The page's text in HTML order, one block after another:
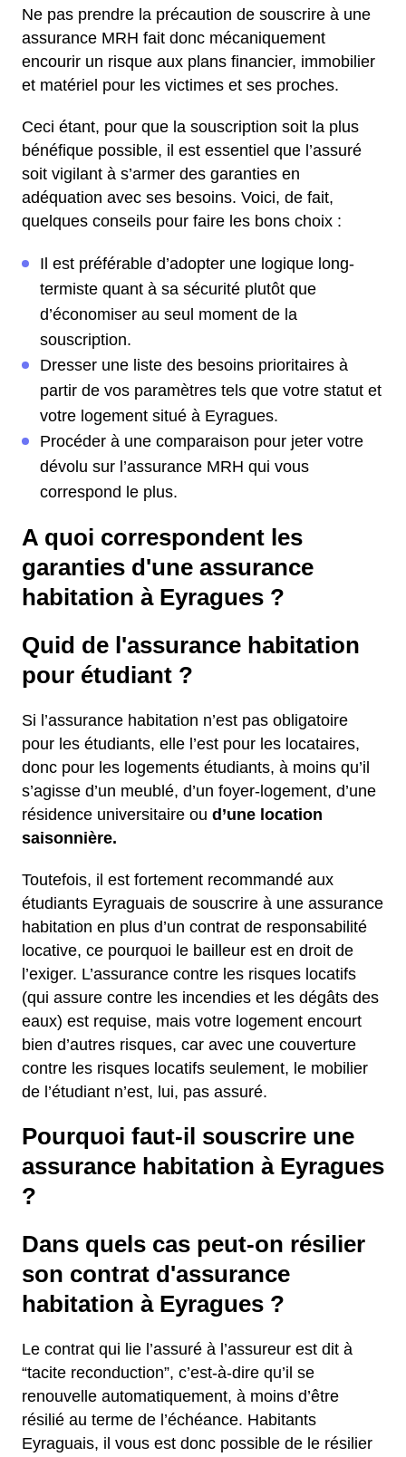
Ne pas prendre la précaution de souscrire à une
assurance MRH fait donc mécaniquement
encourir un risque aux plans financier, immobilier
et matériel pour les victimes et ses proches.
Ceci étant, pour que la souscription soit la plus
bénéfique possible, il est essentiel que l’assuré
soit vigilant à s’armer des garanties en
adéquation avec ses besoins. Voici, de fait,
quelques conseils pour faire les bons choix :
Il est préférable d’adopter une logique long-
termiste quant à sa sécurité plutôt que
d’économiser au seul moment de la
souscription.
Dresser une liste des besoins prioritaires à
partir de vos paramètres tels que votre statut et
votre logement situé à Eyragues.
Procéder à une comparaison pour jeter votre
dévolu sur l’assurance MRH qui vous
correspond le plus.
A quoi correspondent les
garanties d'une assurance
habitation à Eyragues ?
Quid de l'assurance habitation
pour étudiant ?
Si l’assurance habitation n’est pas obligatoire
pour les étudiants, elle l’est pour les locataires,
donc pour les logements étudiants, à moins qu’il
s’agisse d’un meublé, d’un foyer-logement, d’une
résidence universitaire ou d’une location
saisonnière.
Toutefois, il est fortement recommandé aux
étudiants Eyraguais de souscrire à une assurance
habitation en plus d’un contrat de responsabilité
locative, ce pourquoi le bailleur est en droit de
l’exiger. L’assurance contre les risques locatifs
(qui assure contre les incendies et les dégâts des
eaux) est requise, mais votre logement encourt
bien d’autres risques, car avec une couverture
contre les risques locatifs seulement, le mobilier
de l’étudiant n’est, lui, pas assuré.
Pourquoi faut-il souscrire une
assurance habitation à Eyragues
?
Dans quels cas peut-on résilier
son contrat d'assurance
habitation à Eyragues ?
Le contrat qui lie l’assuré à l’assureur est dit à
“tacite reconduction”, c’est-à-dire qu’il se
renouvelle automatiquement, à moins d’être
résilié au terme de l’échéance. Habitants
Eyraguais, il vous est donc possible de le résilier